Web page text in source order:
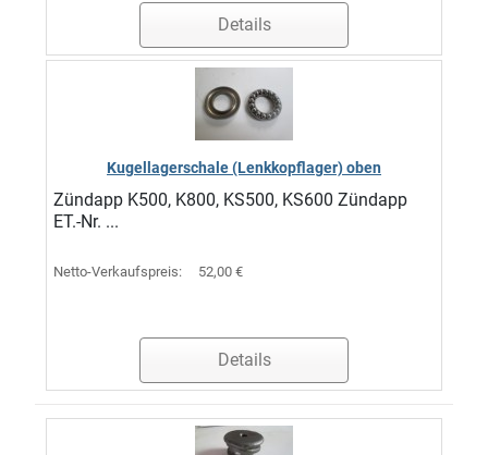
Details
Kugellagerschale (Lenkkopflager) oben
Zündapp K500, K800, KS500, KS600 Zündapp
ET.-Nr. ...
Netto-Verkaufspreis: 52,00 €
Details